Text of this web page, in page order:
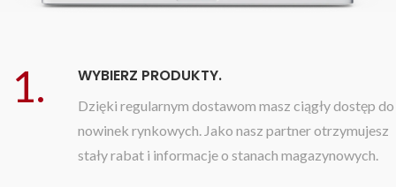
1. WYBIERZ PRODUKTY.
Dzięki regularnym dostawom masz ciągły dostęp do
nowinek rynkowych. Jako nasz partner otrzymujesz
stały rabat i informacje o stanach magazynowych.